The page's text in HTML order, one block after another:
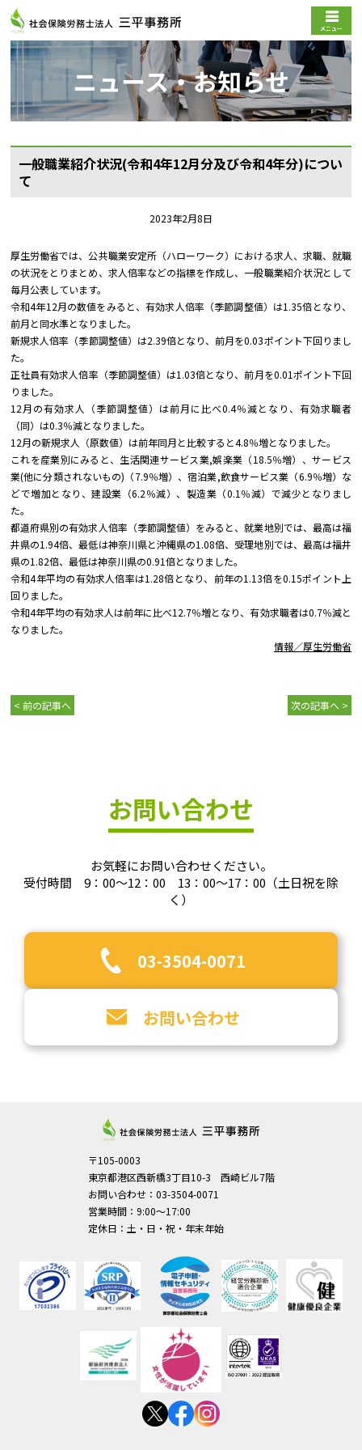
メニュー
ニュース・お知らせ
一般職業紹介状況(令和4年12月分及び令和4年分)につい
て
2023年2月8日
厚生労働省では、公共職業安定所（ハローワーク）における求人、求職、就職
の状況をとりまとめ、求人倍率などの指標を作成し、一般職業紹介状況として
毎月公表しています。
令和4年12月の数値をみると、有効求人倍率（季節調整値）は1.35倍となり、
前月と同水準となりました。
新規求人倍率（季節調整値）は2.39倍となり、前月を0.03ポイント下回りまし
た。
正社員有効求人倍率（季節調整値）は1.03倍となり、前月を0.01ポイント下回
りました。
12月の有効求人（季節調整値）は前月に比べ0.4％減となり、有効求職者
（同）は0.3％減となりました。
12月の新規求人（原数値）は前年同月と比較すると4.8％増となりました。
これを産業別にみると、生活関連サービス業,娯楽業（18.5％増）、サービス
業(他に分類されないもの)（7.9％増）、宿泊業,飲食サービス業（6.9％増）な
どで増加となり、建設業（6.2％減）、製造業（0.1％減）で減少となりまし
た。
都道府県別の有効求人倍率（季節調整値）をみると、就業地別では、最高は福
井県の1.94倍、最低は神奈川県と沖縄県の1.08倍、受理地別では、最高は福井
県の1.82倍、最低は神奈川県の0.91倍となりました。
令和4年平均の有効求人倍率は1.28倍となり、前年の1.13倍を0.15ポイント上
回りました。
令和4年平均の有効求人は前年に比べ12.7％増となり、有効求職者は0.7％減と
なりました。
情報／厚生労働省
< 前の記事へ 次の記事へ >
お問い合わせ
お気軽にお問い合わせください。
受付時間 9：00～12：00 13：00～17：00（土日祝を除
く）
03-3504-0071
お問い合わせ
〒105-0003
東京都港区西新橋3丁目10-3 西崎ビル7階
お問い合わせ：03-3504-0071
営業時間：9:00～17:00
定休日：土・日・祝・年末年始